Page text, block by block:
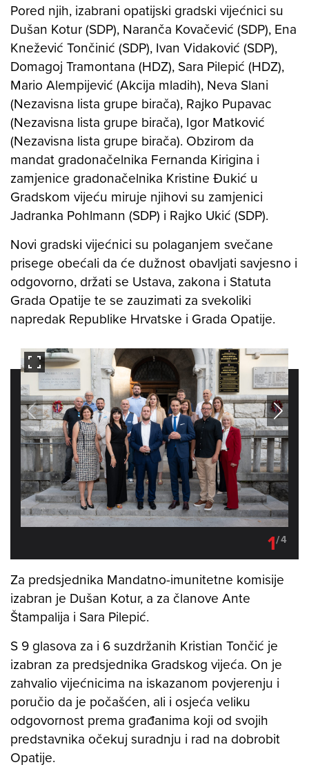
Pored njih, izabrani opatijski gradski vijećnici su
Dušan Kotur (SDP), Naranča Kovačević (SDP), Ena
Knežević Tončinić (SDP), Ivan Vidaković (SDP),
Domagoj Tramontana (HDZ), Sara Pilepić (HDZ),
Mario Alempijević (Akcija mladih), Neva Slani
(Nezavisna lista grupe birača), Rajko Pupavac
(Nezavisna lista grupe birača), Igor Matković
(Nezavisna lista grupe birača). Obzirom da
mandat gradonačelnika Fernanda Kirigina i
zamjenice gradonačelnika Kristine Đukić u
Gradskom vijeću miruje njihovi su zamjenici
Jadranka Pohlmann (SDP) i Rajko Ukić (SDP).
Novi gradski vijećnici su polaganjem svečane
prisege obećali da će dužnost obavljati savjesno i
odgovorno, držati se Ustava, zakona i Statuta
Grada Opatije te se zauzimati za svekoliki
napredak Republike Hrvatske i Grada Opatije.
1/4
Za predsjednika Mandatno-imunitetne komisije
izabran je Dušan Kotur, a za članove Ante
Štampalija i Sara Pilepić.
S 9 glasova za i 6 suzdržanih Kristian Tončić je
izabran za predsjednika Gradskog vijeća. On je
zahvalio vijećnicima na iskazanom povjerenju i
poručio da je počašćen, ali i osjeća veliku
odgovornost prema građanima koji od svojih
predstavnika očekuj suradnju i rad na dobrobit
Opatije.